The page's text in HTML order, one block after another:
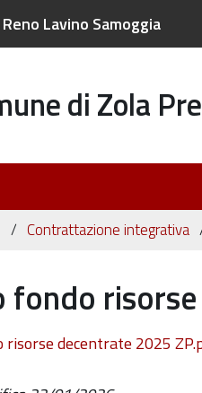
Lavino Samoggia
di Zola
Contrattazione integrativa
fondo
risorse decentrate 2025